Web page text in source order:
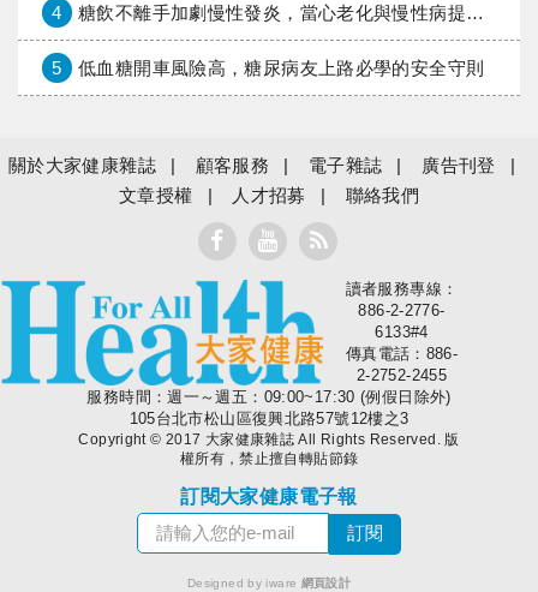
4 糖飲不離手加劇慢性發炎，當心老化與慢性病提早報到
5 低血糖開車風險高，糖尿病友上路必學的安全守則
關於大家健康雜誌 顧客服務 電子雜誌
廣告刊登
文章授權
人才招募 聯絡我們
大家健康
讀者服務專線：
886-2-2776-
6133#4
傳真電話：886-
2-2752-2455
服務時間：週一～週五：09:00~17:30 (例假日除外)
105台北市松山區復興北路57號12樓之3
Copyright © 2017 大家健康雜誌 All Rights Reserved. 版
權所有，禁止擅自轉貼節錄
訂閱大家健康電子報
Designed by iware 網頁設計